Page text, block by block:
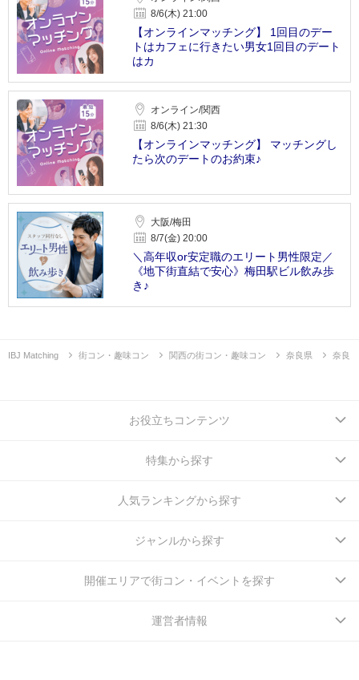
8/6(木) 21:00
【オンラインマッチング】 1回目のデー
トはカフェに行きたい男女1回目のデート
はカ
オンライン/関西
8/6(木) 21:30
【オンラインマッチング】 マッチングし
たら次のデートのお約束♪
大阪/梅田
8/7(金) 20:00
＼高年収or安定職のエリート男性限定／
《地下街直結で安心》梅田駅ビル飲み歩
き♪
IBJ Matching 街コン・趣味コン 関西の街コン・趣味コン 奈良県 奈良
お役立ちコンテンツ
特集から探す
人気ランキングから探す
ジャンルから探す
開催エリアで街コン・イベントを探す
運営者情報